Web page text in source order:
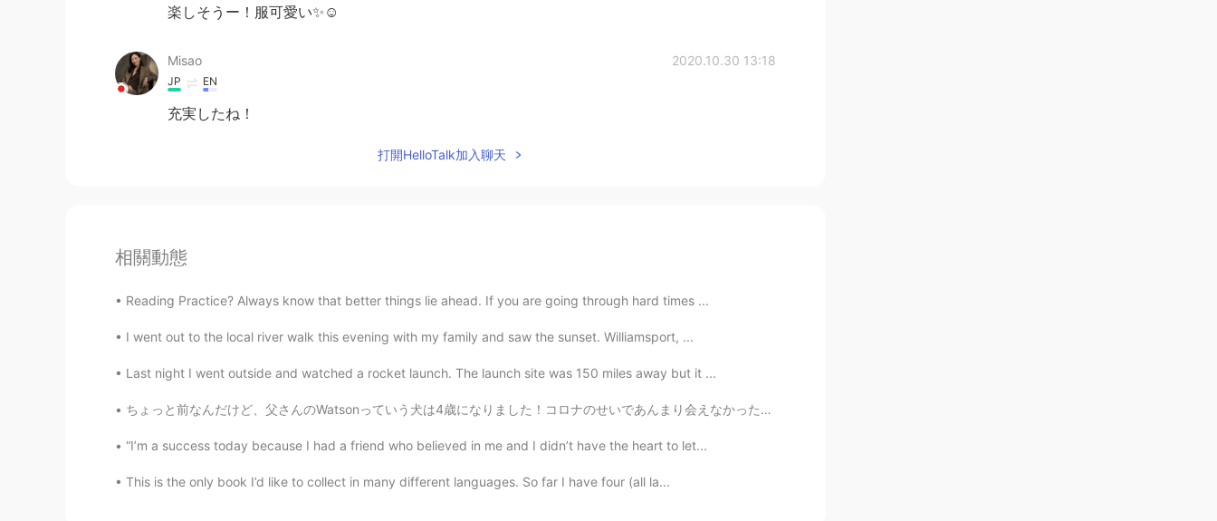
楽しそうー！服可愛い✨☺️
Misao 2020.10.30 13:18
JP EN
充実したね！
打開HelloTalk加入聊天
相關動態
Reading Practice? Always know that better things lie ahead. If you are going through hard times ...
I went out to the local river walk this evening with my family and saw the sunset. Williamsport, ...
Last night I went outside and watched a rocket launch. The launch site was 150 miles away but it ...
ちょっと前なんだけど、父さんのWatsonっていう犬は4歳になりました！コロナのせいであんまり会えなかったけど、父さんからこの写真をもらえて、幸せだった！(o^^o) 大変な時期でもありがたいこ...
“I’m a success today because I had a friend who believed in me and I didn’t have the heart to let...
This is the only book I’d like to collect in many different languages. So far I have four (all la...